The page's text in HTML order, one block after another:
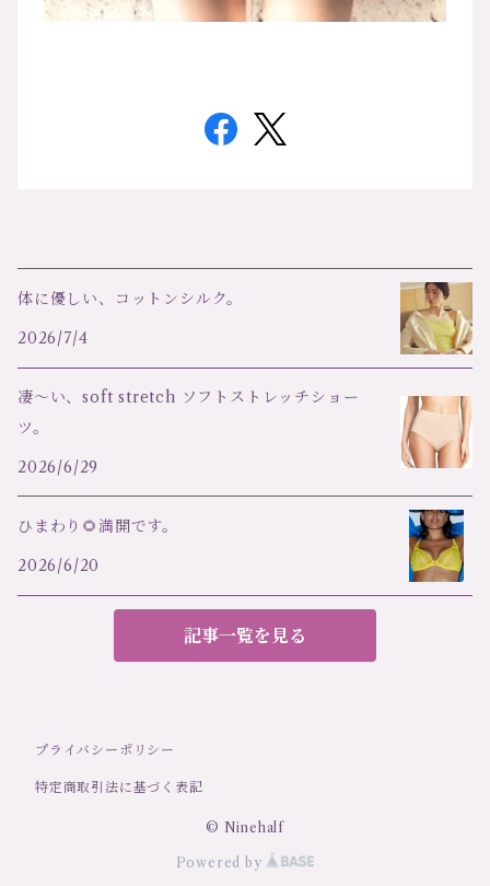
体に優しい、コットンシルク。
2026/7/4
凄～い、soft stretch ソフトストレッチショー
ツ。
2026/6/29
ひまわり🌻満開です。
2026/6/20
記事一覧を見る
プライバシーポリシー
特定商取引法に基づく表記
© Ninehalf
Powered by